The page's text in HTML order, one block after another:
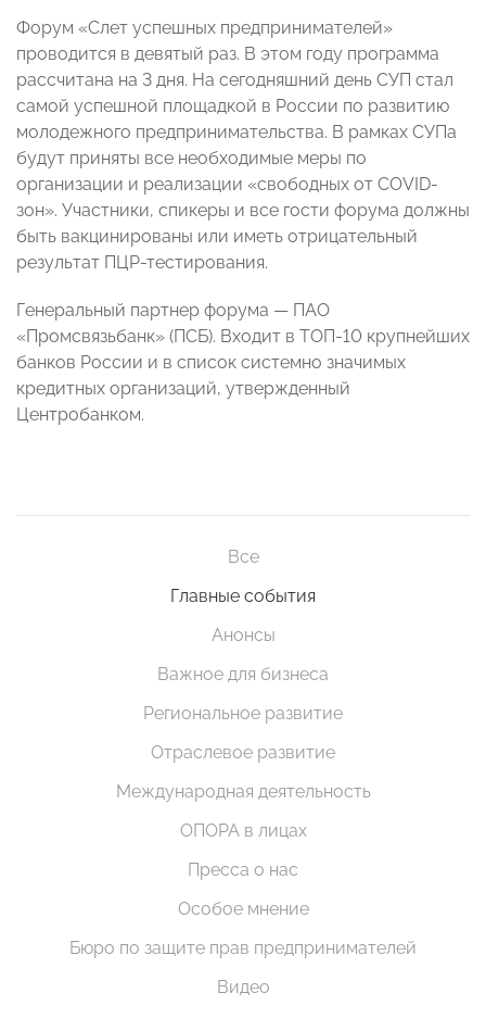
Форум «Слет успешных предпринимателей»
проводится в девятый раз. В этом году программа
рассчитана на 3 дня. На сегодняшний день СУП стал
самой успешной площадкой в России по развитию
молодежного предпринимательства. В рамках СУПа
будут приняты все необходимые меры по
организации и реализации «свободных от СOVID-
зон». Участники, спикеры и все гости форума должны
быть вакцинированы или иметь отрицательный
результат ПЦР-тестирования.
Генеральный партнер форума — ПАО
«Промсвязьбанк» (ПСБ). Входит в ТОП-10 крупнейших
банков России и в список системно значимых
кредитных организаций, утвержденный
Центробанком.
Все
Главные события
Анонсы
Важное для бизнеса
Региональное развитие
Отраслевое развитие
Международная деятельность
ОПОРА в лицах
Пресса о нас
Особое мнение
Бюро по защите прав предпринимателей
Видео